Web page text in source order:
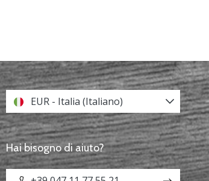
EUR - Italia (Italiano)
Hai bisogno di aiuto?